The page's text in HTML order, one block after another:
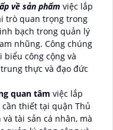
về sản phẩm việc lắp
trò quan trọng trong
bạch trong quản lý
nhũng. Công chúng
biểu công cộng và
thực và đạo đức
quan tâm việc lắp
thiết tại quận Thủ
tài sản cá nhân, mà